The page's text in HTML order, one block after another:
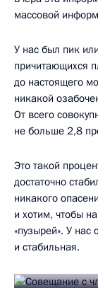
массовой
У нас был пик
причитающихся
до настоящего
никакой
От всего
не больше 2,8
Это такой
достаточно
никакого
и хотим, чтобы
«пузырей». У нас
и стабильная.